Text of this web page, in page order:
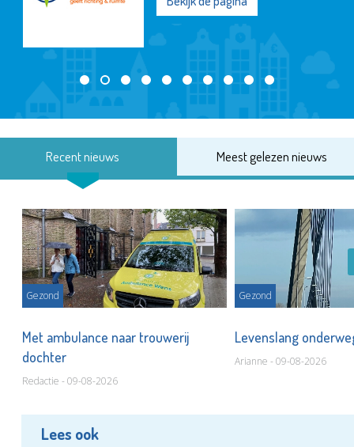
Recent nieuws Meest gelezen nieuws
Gezond
Met ambulance naar trouwerij
dochter
Redactie - 09-08-2026
Gezond
Levenslang
Arianne - 09-08-2026
Lees ook